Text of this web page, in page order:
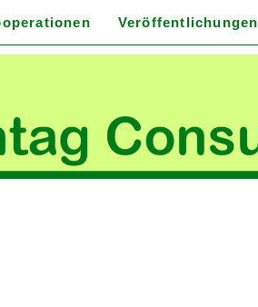
Veröffentlichungen